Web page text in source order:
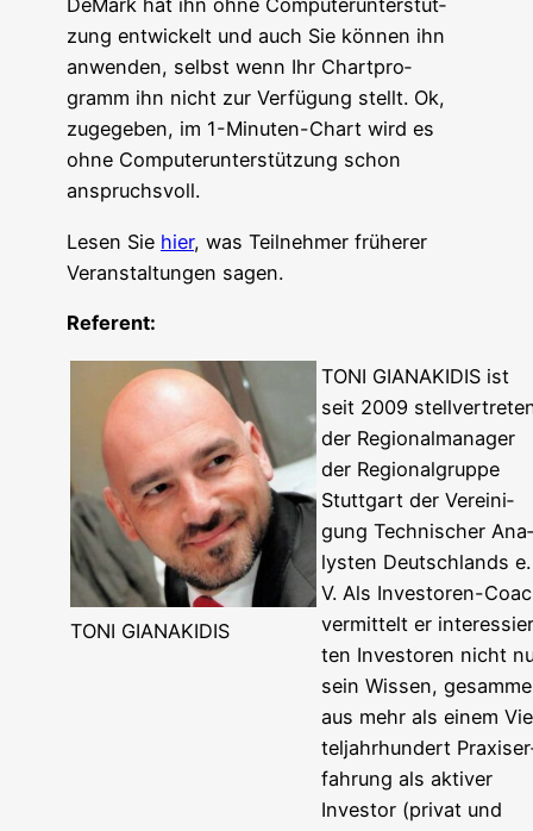
DeMark hat ihn ohne Com­pu­ter­un­ter­stüt­
zung ent­wi­ckelt und auch Sie kön­nen ihn
anwen­den, selbst wenn Ihr Chart­pro­
gramm ihn nicht zur Ver­fü­gung stellt. Ok,
zuge­ge­ben, im 1-Minu­ten-Chart wird es
ohne Com­pu­ter­un­ter­stüt­zung schon
anspruchsvoll.
Lesen Sie hier, was Teil­neh­mer frü­he­rer
Ver­an­stal­tun­gen sagen.
Refe­rent:
TONI GIANAKIDIS
TONI GIANAKIDIS ist
seit 2009
der Regio­nal­ma­na­ger
der Regio­nal­grup­pe
Stutt­gart der Ver­ei­ni­
gung Tech­ni­scher Ana­
lys­ten Deutsch­lands e.
V. Als Inves­to­ren-
ver­mit­telt er
ten Inves­to­ren nicht
sein Wis­sen,
aus mehr als einem
tel­jahr­hun­dert
fah­rung als akti­ver
Inves­tor (pri­vat und